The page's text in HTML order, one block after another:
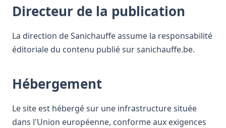
Directeur de la publication
La direction de Sanichauffe assume la responsabilité
éditoriale du contenu publié sur sanichauffe.be.
Hébergement
Le site est hébergé sur une infrastructure située
dans l'Union européenne, conforme aux exigences